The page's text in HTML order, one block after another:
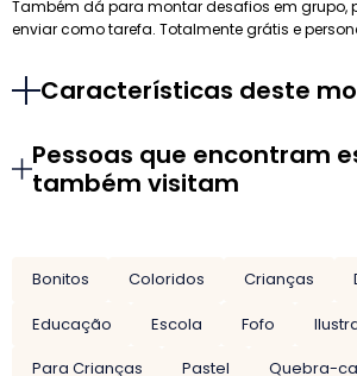
Também dá para montar desafios em grupo,
enviar como tarefa. Totalmente grátis e
Características deste
Pessoas que encontram
também visitam
Bonitos Coloridos Crianças
Educação
Escola Fofo
Para Crianças
Pastel
Quebra-